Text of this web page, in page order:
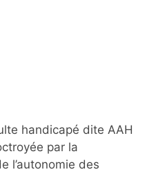
handicapé dite AAH
par la
l’autonomie des